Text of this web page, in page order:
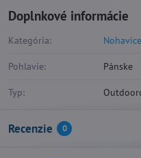
Doplnkové informácie
Kategória: Nohavice
Pohlavie: Pánske
Typ:
Recenzie 0